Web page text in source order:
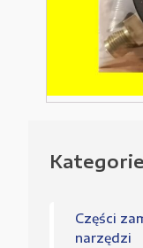
Części
narzędzi